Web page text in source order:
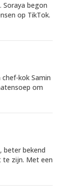
Soraya begon
op TikTok.
kok Samin
om
beter bekend
te zijn. Met een